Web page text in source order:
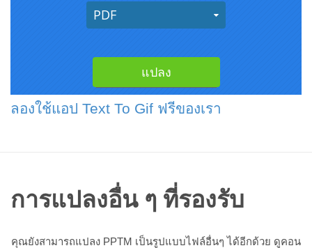
ลองใช้แอป Text To Gif ฟรีของเรา
การแปลงอื่น ๆ ที่รองรับ
คุณยังสามารถแปลง PPTM เป็นรูปแบบไฟล์อื่นๆ ได้อีกด้วย ดูคอน